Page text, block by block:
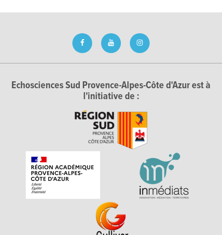
Echosciences Sud Provence-Alpes-Côte d'Azur est à
l'initiative de :